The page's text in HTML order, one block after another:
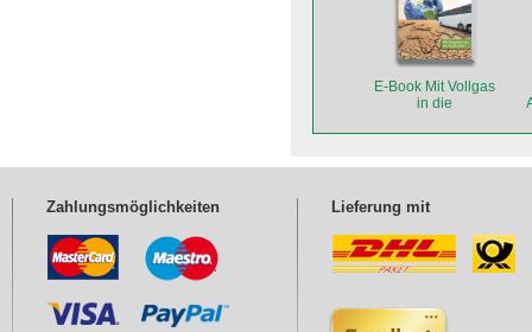
E-Book Mit Vollgas
in die
Zahlungsmöglichkeiten Lieferung mit